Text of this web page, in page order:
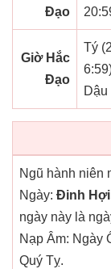
Đạo
Giờ Hắc
Đạo
Tý
Dậu
Ngũ hành niên
Ngày: Đinh Hợi
ngày này là
Nạp Âm: Ngày
Quý Tỵ.